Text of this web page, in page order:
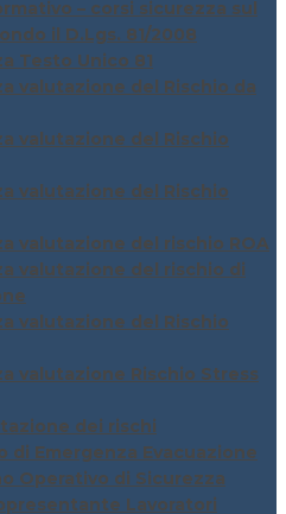
– corsi sicurezza sul
il D.Lgs. 81/2008
Testo Unico 81
valutazione del Rischio da
valutazione del Rischio
valutazione del Rischio
valutazione del rischio ROA
valutazione del rischio di
valutazione del Rischio
valutazione Rischio Stress
dei rischi
di Emergenza Evacuazione
Operativo di Sicurezza
Lavoratori